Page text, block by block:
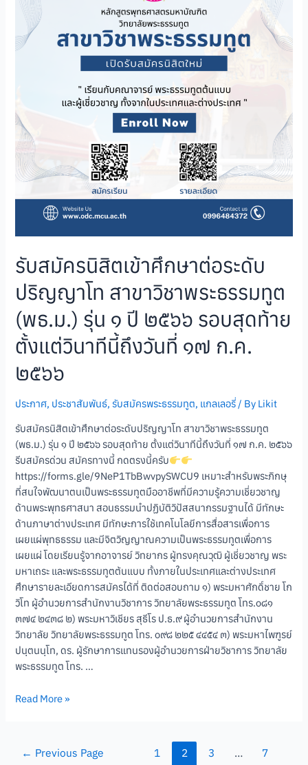
รับสมัครนิสิตเข้าศึกษาต่อระดับ
ปริญญาโท สาขาวิชาพระธรรมทูต
(พธ.ม.) รุ่น ๑ ปี ๒๕๖๖ รอบสุดท้าย
ตั้งแต่วินาทีนี้ถึงวันที่ ๑๗ ก.ค.
๒๕๖๖
ประกาศ, ประชาสัมพันธ์,รับสมัครพระธรรมทูต, แกลเลอรี่ / By Likit
รับสมัครนิสิตเข้าศึกษาต่อระดับปริญญาโท สาขาวิชาพระธรรมทูต
(พธ.ม.) รุ่น ๑ ปี ๒๕๖๖ รอบสุดท้าย ตั้งแต่วินาทีนี้ถึงวันที่ ๑๗ ก.ค. ๒๕๖๖
รีบสมัครด่วน สมัครทางนี้ กดตรงนี้ครับ
https://forms.gle/9NeP1TbBwvpySWCU9 เหมาะสำหรับพระภิกษุ
ที่สนใจพัฒนาตนเป็นพระธรรมทูตมืออาชีพที่มีความรู้ความเชี่ยวชาญ
ด้านพระพุทธศาสนา สอนธรรมนำปฏิบัติวิปัสสนากรรมฐานได้ มีทักษะ
ด้านภาษาต่างประเทศ มีทักษะการใช้เทคโนโลยีการสื่อสารเพื่อการ
เผยแผ่พุทธธรรม และมีจิตวิญญาณความเป็นพระธรรมทูตเพื่อการ
เผยแผ่ โดยเรียนรู้จากอาจารย์ วิทยากร ผู้ทรงคุณวุฒิ ผู้เชี่ยวชาญ พระ
มหาเถระ และพระธรรมทูตต้นแบบ ทั้งภายในประเทศและต่างประเทศ
ศึกษารายละเอียดการสมัครได้ที่ ติดต่อสอบถาม ๑) พระมหาศักดิ์ชาย โก
วิโท ผู้อำนวยการสำนักงานวิชาการ วิทยาลัยพระธรรมทูต โทร.๐๘๑
๓๗๔ ๒๔๓๘ ๒) พระมหาวิเชียร สุธีโร ป.ธ.๙ ผู้อำนวยการสำนักงาน
วิทยาลัย วิทยาลัยพระธรรมทูต โทร. ๐๙๘ ๒๒๕ ๔๔๕๔ ๓) พระมหาไพฑูรย์
ปนฺตนนฺโท, ดร. ผู้รักษาการแทนรองผู้อำนวยการฝ่ายวิชาการ วิทยาลัย
พระธรรมทูต โทร. …
Read More »
← Previous Page 1 2 3 …
7